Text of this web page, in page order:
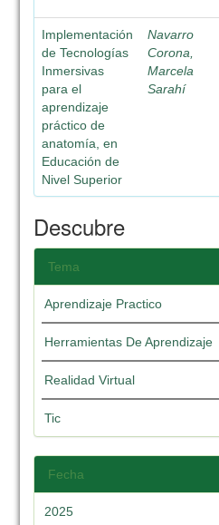
Implementación
de Tecnologías
Inmersivas
para el
aprendizaje
práctico de
anatomía, en
Educación de
Nivel Superior
Navarro
Corona,
Marcela
Sarahí
Descubre
Tema
Aprendizaje Practico
Herramientas De Aprendizaje
Realidad Virtual
Tic
Fecha
2025